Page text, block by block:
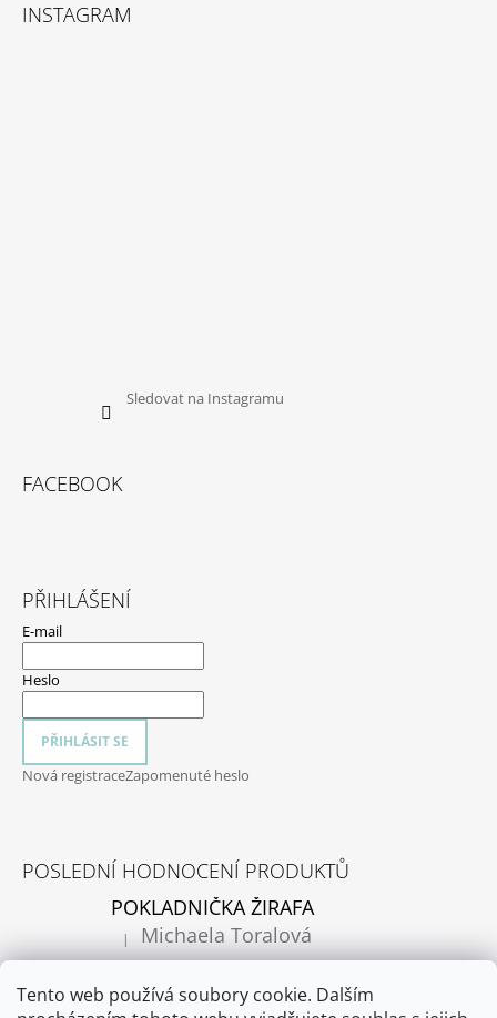
Tento web používá soubory cookie. Dalším
INSTAGRAM
Sledovat na Instagramu
FACEBOOK
PŘIHLÁŠENÍ
E-mail
Heslo
PŘIHLÁSIT SE
Nová registraceZapomenuté heslo
POSLEDNÍ HODNOCENÍ PRODUKTŮ
POKLADNIČKA ŽIRAFA
Hodnocení produktu je 5 z 5 hvězdiček.
| Michaela Toralová